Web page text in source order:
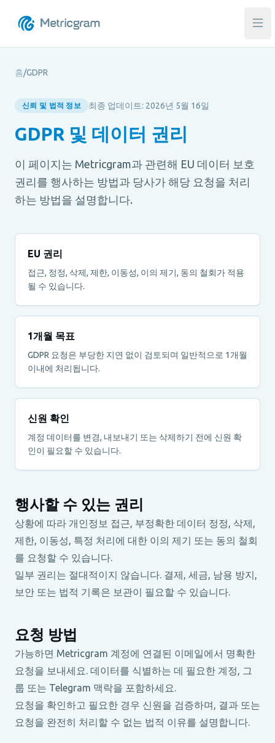
메
홈/GDPR
신뢰 및 법적 정보 최종 업데이트: 2026년 5월 16일
GDPR 및 데이터 권리
이 페이지는 Metricgram과 관련해 EU 데이터 보호
권리를 행사하는 방법과 당사가 해당 요청을 처리
하는 방법을 설명합니다.
EU 권리
접근, 정정, 삭제, 제한, 이동성, 이의 제기, 동의 철회가 적용
될 수 있습니다.
1개월 목표
GDPR 요청은 부당한 지연 없이 검토되며 일반적으로 1개월
이내에 처리됩니다.
신원 확인
계정 데이터를 변경, 내보내기 또는 삭제하기 전에 신원 확
인이 필요할 수 있습니다.
행사할 수 있는 권리
상황에 따라 개인정보 접근, 부정확한 데이터 정정, 삭제,
제한, 이동성, 특정 처리에 대한 이의 제기 또는 동의 철회
를 요청할 수 있습니다.
일부 권리는 절대적이지 않습니다. 결제, 세금, 남용 방지,
보안 또는 법적 기록은 보관이 필요할 수 있습니다.
요청 방법
가능하면 Metricgram 계정에 연결된 이메일에서 명확한
요청을 보내세요. 데이터를 식별하는 데 필요한 계정, 그
룹 또는 Telegram 맥락을 포함하세요.
요청을 확인하고 필요한 경우 신원을 검증하며, 결과 또는
요청을 완전히 처리할 수 없는 법적 이유를 설명합니다.